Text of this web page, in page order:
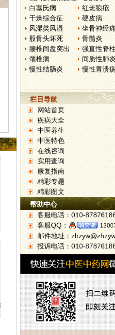
四妙招
白塞氏病
红斑狼疮
干燥综合征
硬皮病
风湿类风湿
坐骨神经痛
股骨头坏死
骨髓炎
腰椎间盘突出
强直性脊
颈椎病
间质性肺炎
慢性结肠炎
慢性胃溃疡
栏目导航
网站首页
疾病大全
中医养生
中医特色
在线咨询
实用查询
康复指南
精彩专题
精彩图文
帮助中心
客服电话：010-
客服QQ：
邮件地址：
投诉电话：010-